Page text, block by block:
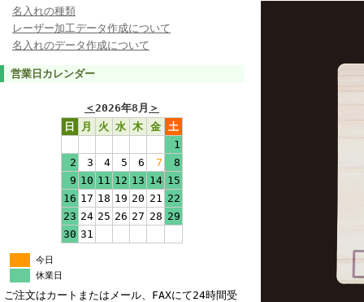
名入れの種類
レーザー加工データ作成について
名入れのデータ作成について
営業日カレンダー
＜2026年8月 ＞
日
月 火 水 木 金 土
1
2
3 4 5 6 7
8
9 10 11 12 13 14 15
16 17 18 19 20 21 22
23 24 25 26 27 28 29
30 31
今日
休業日
ご注文はカートまたはメール、FAXにて24時間受